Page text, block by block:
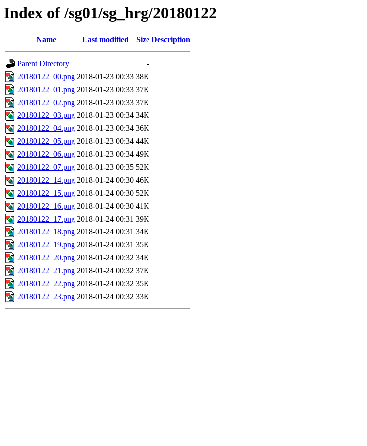
Index of /sg01/sg_hrg/20180122
Name Last modified Size Description
Parent Directory
-
20180122_00.png 2018-01-23 00:33 38K
20180122_01.png 2018-01-23 00:33 37K
20180122_02.png 2018-01-23 00:33 37K
20180122_03.png 2018-01-23 00:34 34K
20180122_04.png 2018-01-23 00:34 36K
20180122_05.png 2018-01-23 00:34 44K
20180122_06.png 2018-01-23 00:34 49K
20180122_07.png 2018-01-23 00:35 52K
20180122_14.png 2018-01-24 00:30 46K
20180122_15.png 2018-01-24 00:30 52K
20180122_16.png 2018-01-24 00:30 41K
20180122_17.png 2018-01-24 00:31 39K
20180122_18.png 2018-01-24 00:31 34K
20180122_19.png 2018-01-24 00:31 35K
20180122_20.png 2018-01-24 00:32 34K
20180122_21.png 2018-01-24 00:32 37K
20180122_22.png 2018-01-24 00:32 35K
20180122_23.png 2018-01-24 00:32 33K